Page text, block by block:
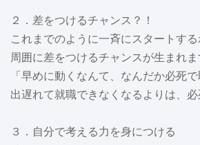
２．差をつけるチャンス？！
これまでのように一斉にスタートす
周囲に差をつけるチャンスが生まれま
「早めに動くなんて、なんだか必死
出遅れて就職できなくなるよりは、
３．自分で考える力を身につける